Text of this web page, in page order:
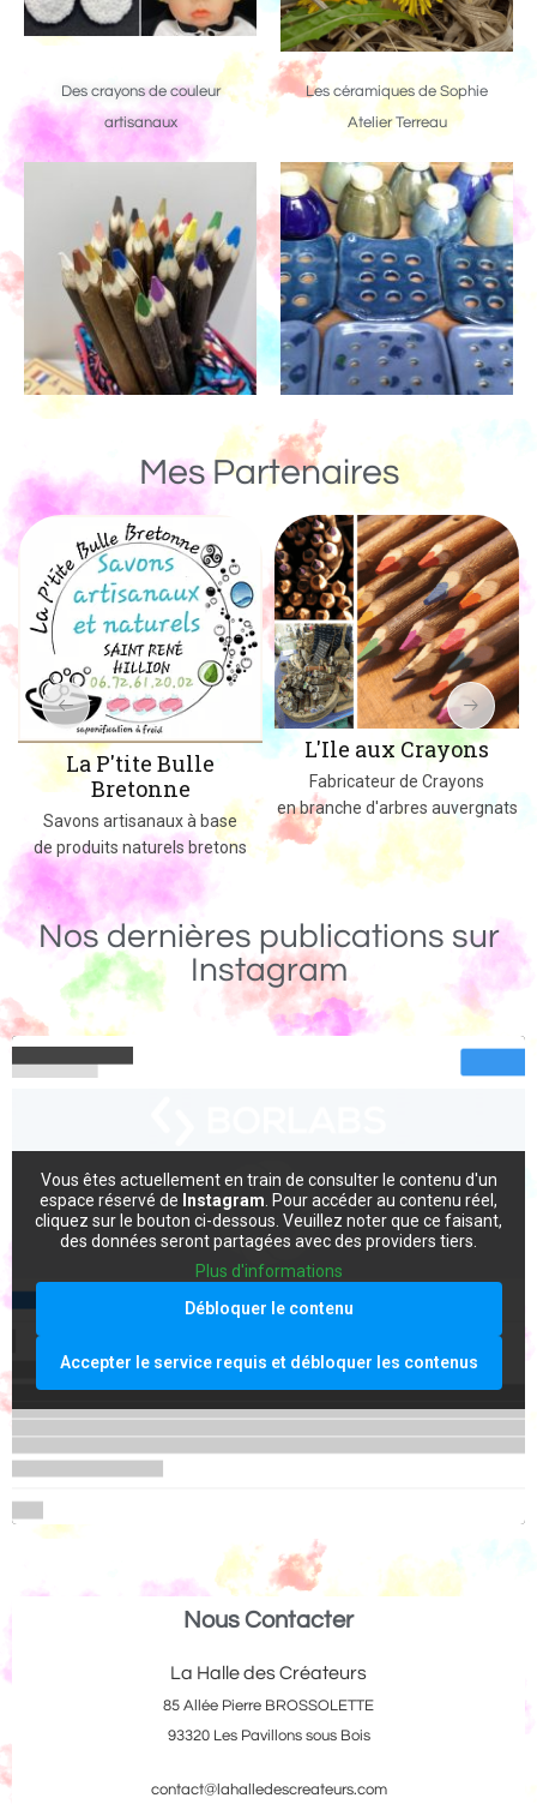
Des crayons de couleur
artisanaux
Les céramiques de Sophie
Atelier Terreau
Mes Partenaires
L'Ile aux Crayons
Fabricateur de Crayons
en branche d'arbres auvergnats
Un Monde de Bois
Des jeux, jouets et objets en bois
massif fabriqués dans le 02
Nos dernières publications sur
Instagram
Vous êtes actuellement en train de consulter le contenu d'un
espace réservé de Instagram . Pour accéder au contenu réel,
cliquez sur le bouton ci-dessous. Veuillez noter que ce faisant,
des données seront partagées avec des providers tiers.
Plus d'informations
Débloquer le contenu
Accepter le service requis et débloquer les contenus
Nous Contacter
La Halle des Créateurs
85 Allée Pierre BROSSOLETTE
93320 Les Pavillons sous Bois
contact@lahalledescreateurs.com